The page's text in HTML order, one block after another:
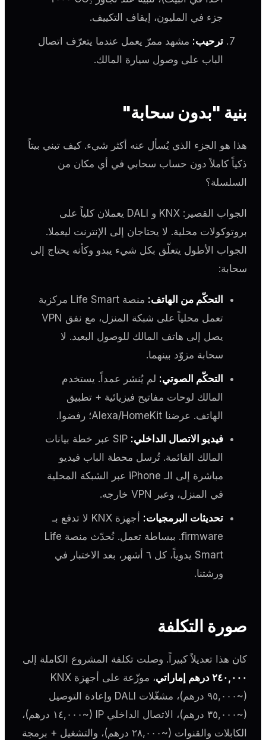
جزء في المليون، إيقاف التكييف.
ترحيب: مشهد ممرّ يعمل عندما يتعرّف اتصال
الباب على وصول سيارة المالك.
بنية "بدون سحابة"
هذا هو الجزء الذي يُسأل عنه أكثر شيء. كيف تبني بيتاً
ذكياً كاملاً دون حساب سحابي في أي مكان من
السلسلة؟
الجواب القصير: KNX و DALI يعملان كلياً على
بروتوكولات محلية. لا يحتاجان إلى الإنترنت ليعملا.
الجواب الأطول يتعلّق بكل شيء يبدو وكأنه يحتاج إلى
سحابة:
التحكّم من الهاتف:
منصة Life Smart مركزية
تعمل محلياً على شبكة المنزل، مع نفق VPN
يصل إلى هاتف المالك للوصول البعيد. لا
سحابة مزوّد بينهما.
التحكّم الصوتي: لم يُنشر عمداً. يستخدم
المالك لوحات مفاتيح فيزيائية + تطبيق
الهاتف. عرضنا Alexa/HomeKit؛ رفضوا.
فيديو الاتصال الداخلي:
SIP عبر خطة بيانات
المالك القائمة. تُرسل محطة الباب فيديو
مباشرة إلى الـ iPhone عبر الشبكة المحلية
في المنزل، وعبر VPN خارجه.
تحديثات البرمجيات:
أجهزة KNX لا تدفع بـ
firmware. ببساطة تعمل. نُحدّث منصة Life
Smart يدوياً، كل ٦ أشهر، بعد الاختبار في
ورشتنا.
صورة التكلفة
كان هذا تعديلاً كبيراً. وصلت تكلفة المشروع الكاملة إلى
٢٤٠,٠٠٠ درهم إماراتي
، موزّعة على أجهزة KNX
(~٩٥,٠٠٠ درهم)، مشغّلات DALI وإعادة التوصيل
(~٣٥,٠٠٠ درهم)، الاتصال الداخلي IP (~١٤,٠٠٠ درهم)،
الكابلات والقنوات (~٢٨,٠٠٠ درهم)، والتشغيل + برمجة